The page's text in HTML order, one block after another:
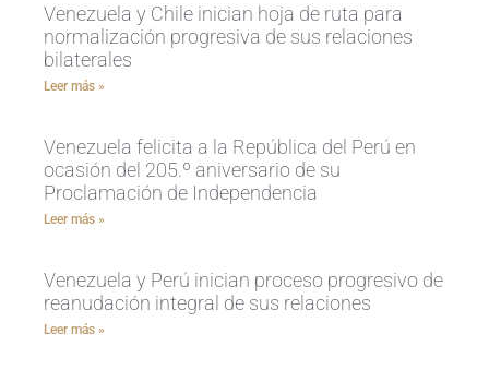
Venezuela y Chile inician hoja de ruta para
normalización progresiva de sus relaciones
bilaterales
Leer más »
Venezuela felicita a la República del Perú en
ocasión del 205.º aniversario de su
Proclamación de Independencia
Leer más »
Venezuela y Perú inician proceso progresivo de
reanudación integral de sus relaciones
Leer más »